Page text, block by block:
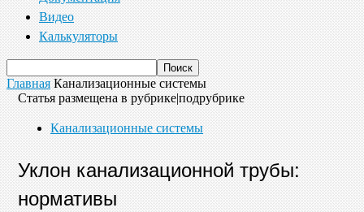
Видео
Калькуляторы
Главная Канализационные системы
Статья размещена в рубрике|подрубрике
Канализационные системы
Уклон канализационной трубы:
нормативы